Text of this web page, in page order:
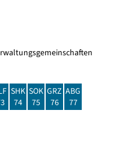
SHK
74
SOK
75
GRZ
76
ABG
77